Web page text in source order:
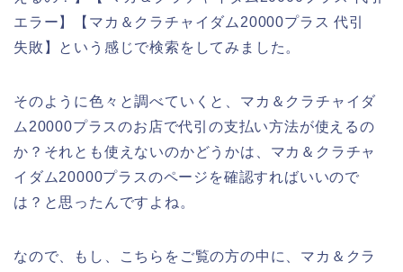
エラー】【マカ＆クラチャイダム20000プラス 代引
失敗】という感じで検索をしてみました。
そのように色々と調べていくと、マカ＆クラチャイダ
ム20000プラスのお店で代引の支払い方法が使えるの
か？それとも使えないのかどうかは、マカ＆クラチャ
イダム20000プラスのページを確認すればいいので
は？と思ったんですよね。
なので、もし、こちらをご覧の方の中に、マカ＆クラ